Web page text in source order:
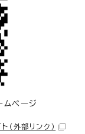
ムページ
（外部リンク）